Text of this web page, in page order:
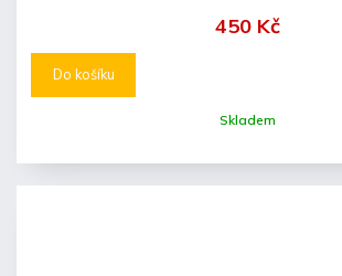
Skladem
450 Kč
Do košíku
nečistot a zároveň...